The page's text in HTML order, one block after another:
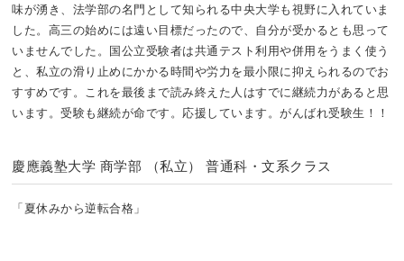
味が湧き、法学部の名門として知られる中央大学も視野に入れていま
した。高三の始めには遠い目標だったので、自分が受かるとも思って
いませんでした。国公立受験者は共通テスト利用や併用をうまく使う
と、私立の滑り止めにかかる時間や労力を最小限に抑えられるのでお
すすめです。これを最後まで読み終えた人はすでに継続力があると思
います。受験も継続が命です。応援しています。がんばれ受験生！！
慶應義塾大学 商学部 （私立） 普通科・文系クラス
「夏休みから逆転合格」